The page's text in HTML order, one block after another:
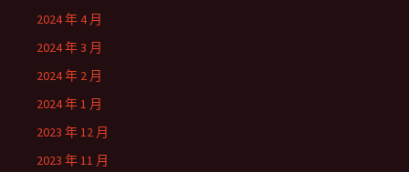
2024 年 4 月
2024 年 3 月
2024 年 2 月
2024 年 1 月
2023 年 12 月
2023 年 11 月